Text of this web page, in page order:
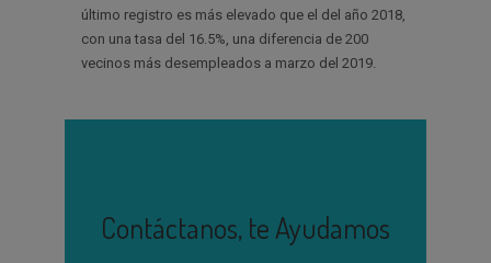
último registro es más elevado que el del año 2018,
con una tasa del 16.5%, una diferencia de 200
vecinos más desempleados a marzo del 2019.
Contáctanos, te Ayudamos